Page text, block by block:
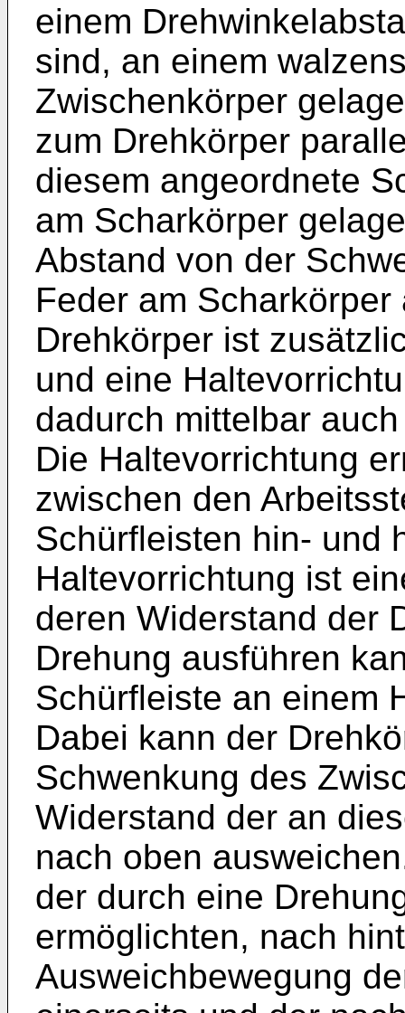
einem
sind, an einem
Zwischenkörper
zum Drehkörper
diesem angeordnete
am Scharkörper
Abstand von der
Feder am
Drehkörper ist
und eine
dadurch mittelbar
Die Haltevorrichtung
zwischen den
Schürfleisten hin- und
Haltevorrichtung ist
deren Widerstand der
Drehung ausführen
Schürfleiste an einem
Dabei kann der
Schwenkung des
Widerstand der an
nach oben
der durch eine
ermöglichten, nach
Ausweichbewegung